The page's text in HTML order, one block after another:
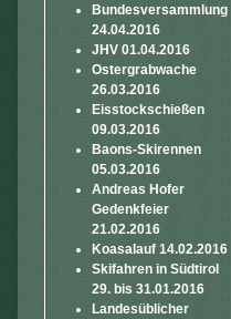
Bundesversammlung
24.04.2016
JHV 01.04.2016
Ostergrabwache
26.03.2016
Eisstockschießen
09.03.2016
Baons-Skirennen
05.03.2016
Andreas Hofer
Gedenkfeier
21.02.2016
Koasalauf 14.02.2016
Skifahren in Südtirol
29. bis 31.01.2016
Landesüblicher